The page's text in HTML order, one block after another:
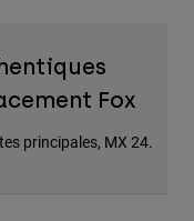
Fox
principales, MX 24.